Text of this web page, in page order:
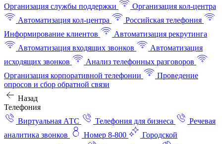
Организация службы поддержки
Организация кол-центра
Автоматизация кол-центра
Российская телефония
Информирование клиентов
Автоматизация рекрутинга
Автоматизация входящих звонков
Автоматизация
исходящих звонков
Анализ телефонных разговоров
Организация корпоративной телефонии
Проведение
опросов и сбор обратной связи
Назад
Телефония
Виртуальная АТС
Телефония для бизнеса
Речевая
аналитика звонков
Номер 8-800
Городской